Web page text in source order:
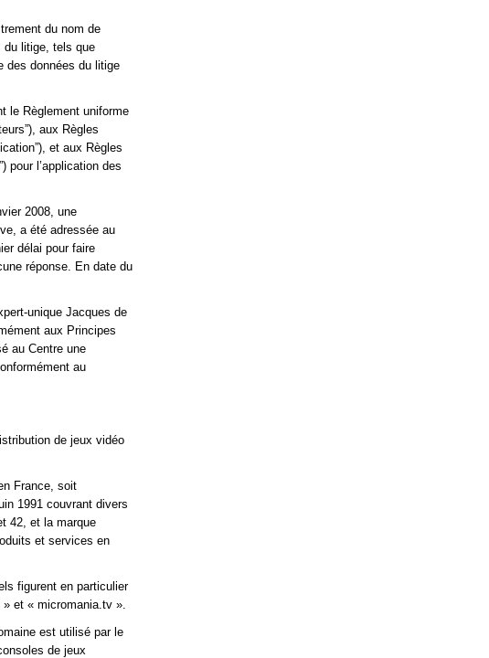
du nom de
du litige, tels que
des données du litige
le Règlement uniforme
aux Règles
et aux Règles
pour l’application des
2008, une
a été adressée au
délai pour faire
réponse. En date du
unique Jacques de
aux Principes
au Centre une
au
de jeux vidéo
France, soit
1991 couvrant divers
42, et la marque
et services en
figurent en particulier
et « micromania.tv ».
est utilisé par le
de jeux